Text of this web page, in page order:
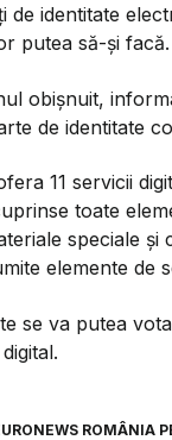
de identitate
putea să-și facă.
obișnuit,
de identitate
11 servicii
toate
speciale
elemente de
se va putea
ROMÂNIA